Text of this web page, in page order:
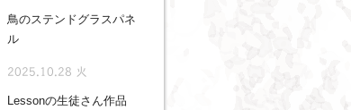
鳥のステンドグラスパネ
ル
2025.10.28 火
Lessonの生徒さん作品